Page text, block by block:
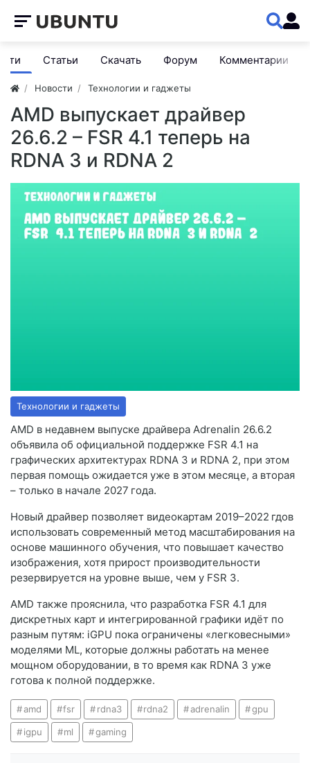
Статьи Скачать Форум Комментарии
Новости Технологии и гаджеты
AMD выпускает драйвер
26.6.2 – FSR 4.1 теперь на
RDNA 3 и RDNA 2
Технологии и гаджеты
AMD в недавнем выпуске драйвера Adrenalin 26.6.2
объявила об официальной поддержке FSR 4.1 на
графических архитектурах RDNA 3 и RDNA 2, при этом
первая помощь ожидается уже в этом месяце, а вторая
– только в начале 2027 года.
Новый драйвер позволяет видеокартам 2019–2022 гдов
использовать современный метод масштабирования на
основе машинного обучения, что повышает качество
изображения, хотя прирост производительности
резервируется на уровне выше, чем у FSR 3.
AMD также прояснила, что разработка FSR 4.1 для
дискретных карт и интегрированной графики идёт по
разным путям: iGPU пока ограничены «легковесными»
моделями ML, которые должны работать на менее
мощном оборудовании, в то время как RDNA 3 уже
готова к полной поддержке.
amd fsr rdna3 rdna2 adrenalin gpu
igpu ml gaming